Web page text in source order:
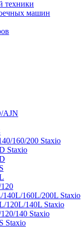
техники
машин
AJN
160/200 Staxio
Staxio
140L/160L/200L Staxio
120L/140L Staxio
140 Staxio
Staxio